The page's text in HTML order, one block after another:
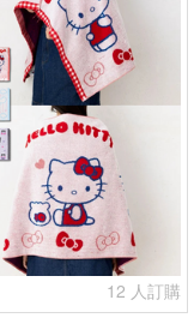
12 人訂購